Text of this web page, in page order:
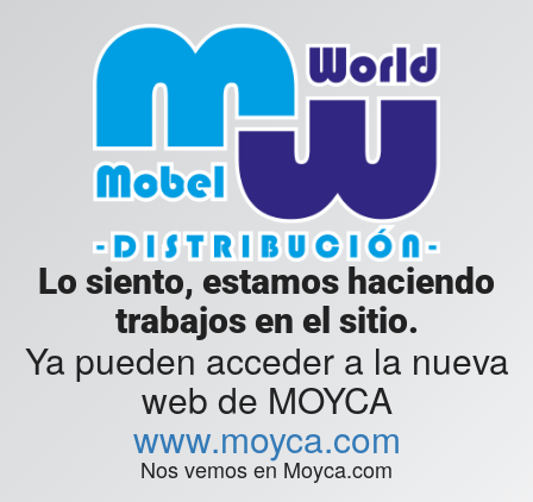
Lo siento, estamos haciendo
trabajos en el sitio.
Ya pueden acceder a la nueva
web de MOYCA
www.moyca.com
Nos vemos en Moyca.com